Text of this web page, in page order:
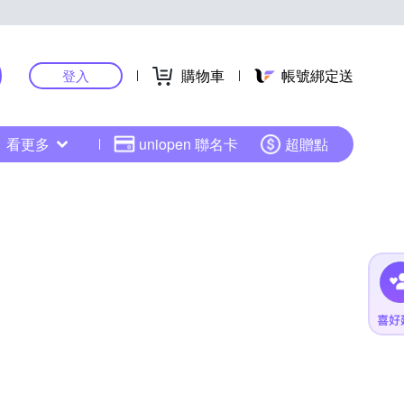
登入 購物車 帳號綁定送
看更多 uniopen 聯名卡 超贈點